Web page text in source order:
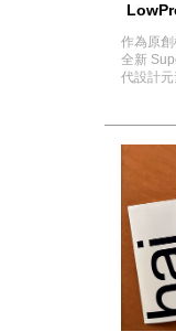
作為原
全新
代設計